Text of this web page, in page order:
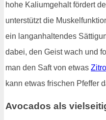
hohe Kaliumgehalt fördert
unterstützt die
ein langanhaltendes
dabei, den Geist wach und
man den Saft von etwas
kann etwas frischen Pfeffer
Avocados als